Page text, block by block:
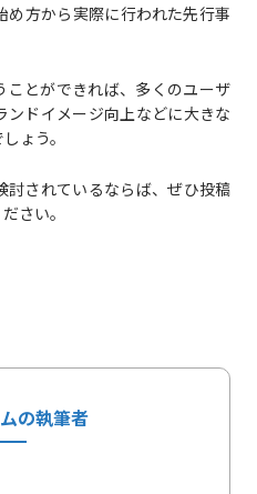
方から実際に行われた先行事
ことができれば、多くのユーザ
ンドイメージ向上などに大きな
ょう。
討されているならば、ぜひ投稿
さい。
の執筆者